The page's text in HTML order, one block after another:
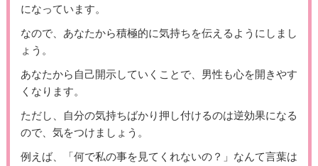
になっています。
なので、あなたから積極的に気持ちを伝えるようにしまし
ょう。
あなたから自己開示していくことで、男性も心を開きやす
くなります。
ただし、自分の気持ちばかり押し付けるのは逆効果になる
ので、気をつけましょう。
例えば、「何で私の事を見てくれないの？」なんて言葉は